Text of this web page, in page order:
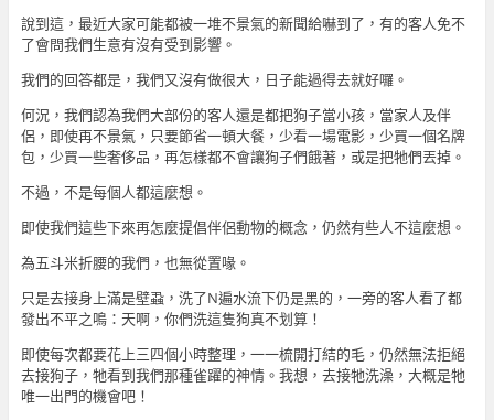
說到這，最近大家可能都被一堆不景氣的新聞給嚇到了，有的客人免不
了會問我們生意有沒有受到影響。
我們的回答都是，我們又沒有做很大，日子能過得去就好囉。
何況，我們認為我們大部份的客人還是都把狗子當小孩，當家人及伴
侶，即使再不景氣，只要節省一頓大餐，少看一場電影，少買一個名牌
包，少買一些奢侈品，再怎樣都不會讓狗子們餓著，或是把牠們丟掉。
不過，不是每個人都這麼想。
即使我們這些下來再怎麼提倡伴侶動物的概念，仍然有些人不這麼想。
為五斗米折腰的我們，也無從置喙。
只是去接身上滿是壁蝨，洗了N遍水流下仍是黑的，一旁的客人看了都
發出不平之鳴：天啊，你們洗這隻狗真不划算！
即使每次都要花上三四個小時整理，一一梳開打結的毛，仍然無法拒絕
去接狗子，牠看到我們那種雀躍的神情。我想，去接牠洗澡，大概是牠
唯一出門的機會吧！